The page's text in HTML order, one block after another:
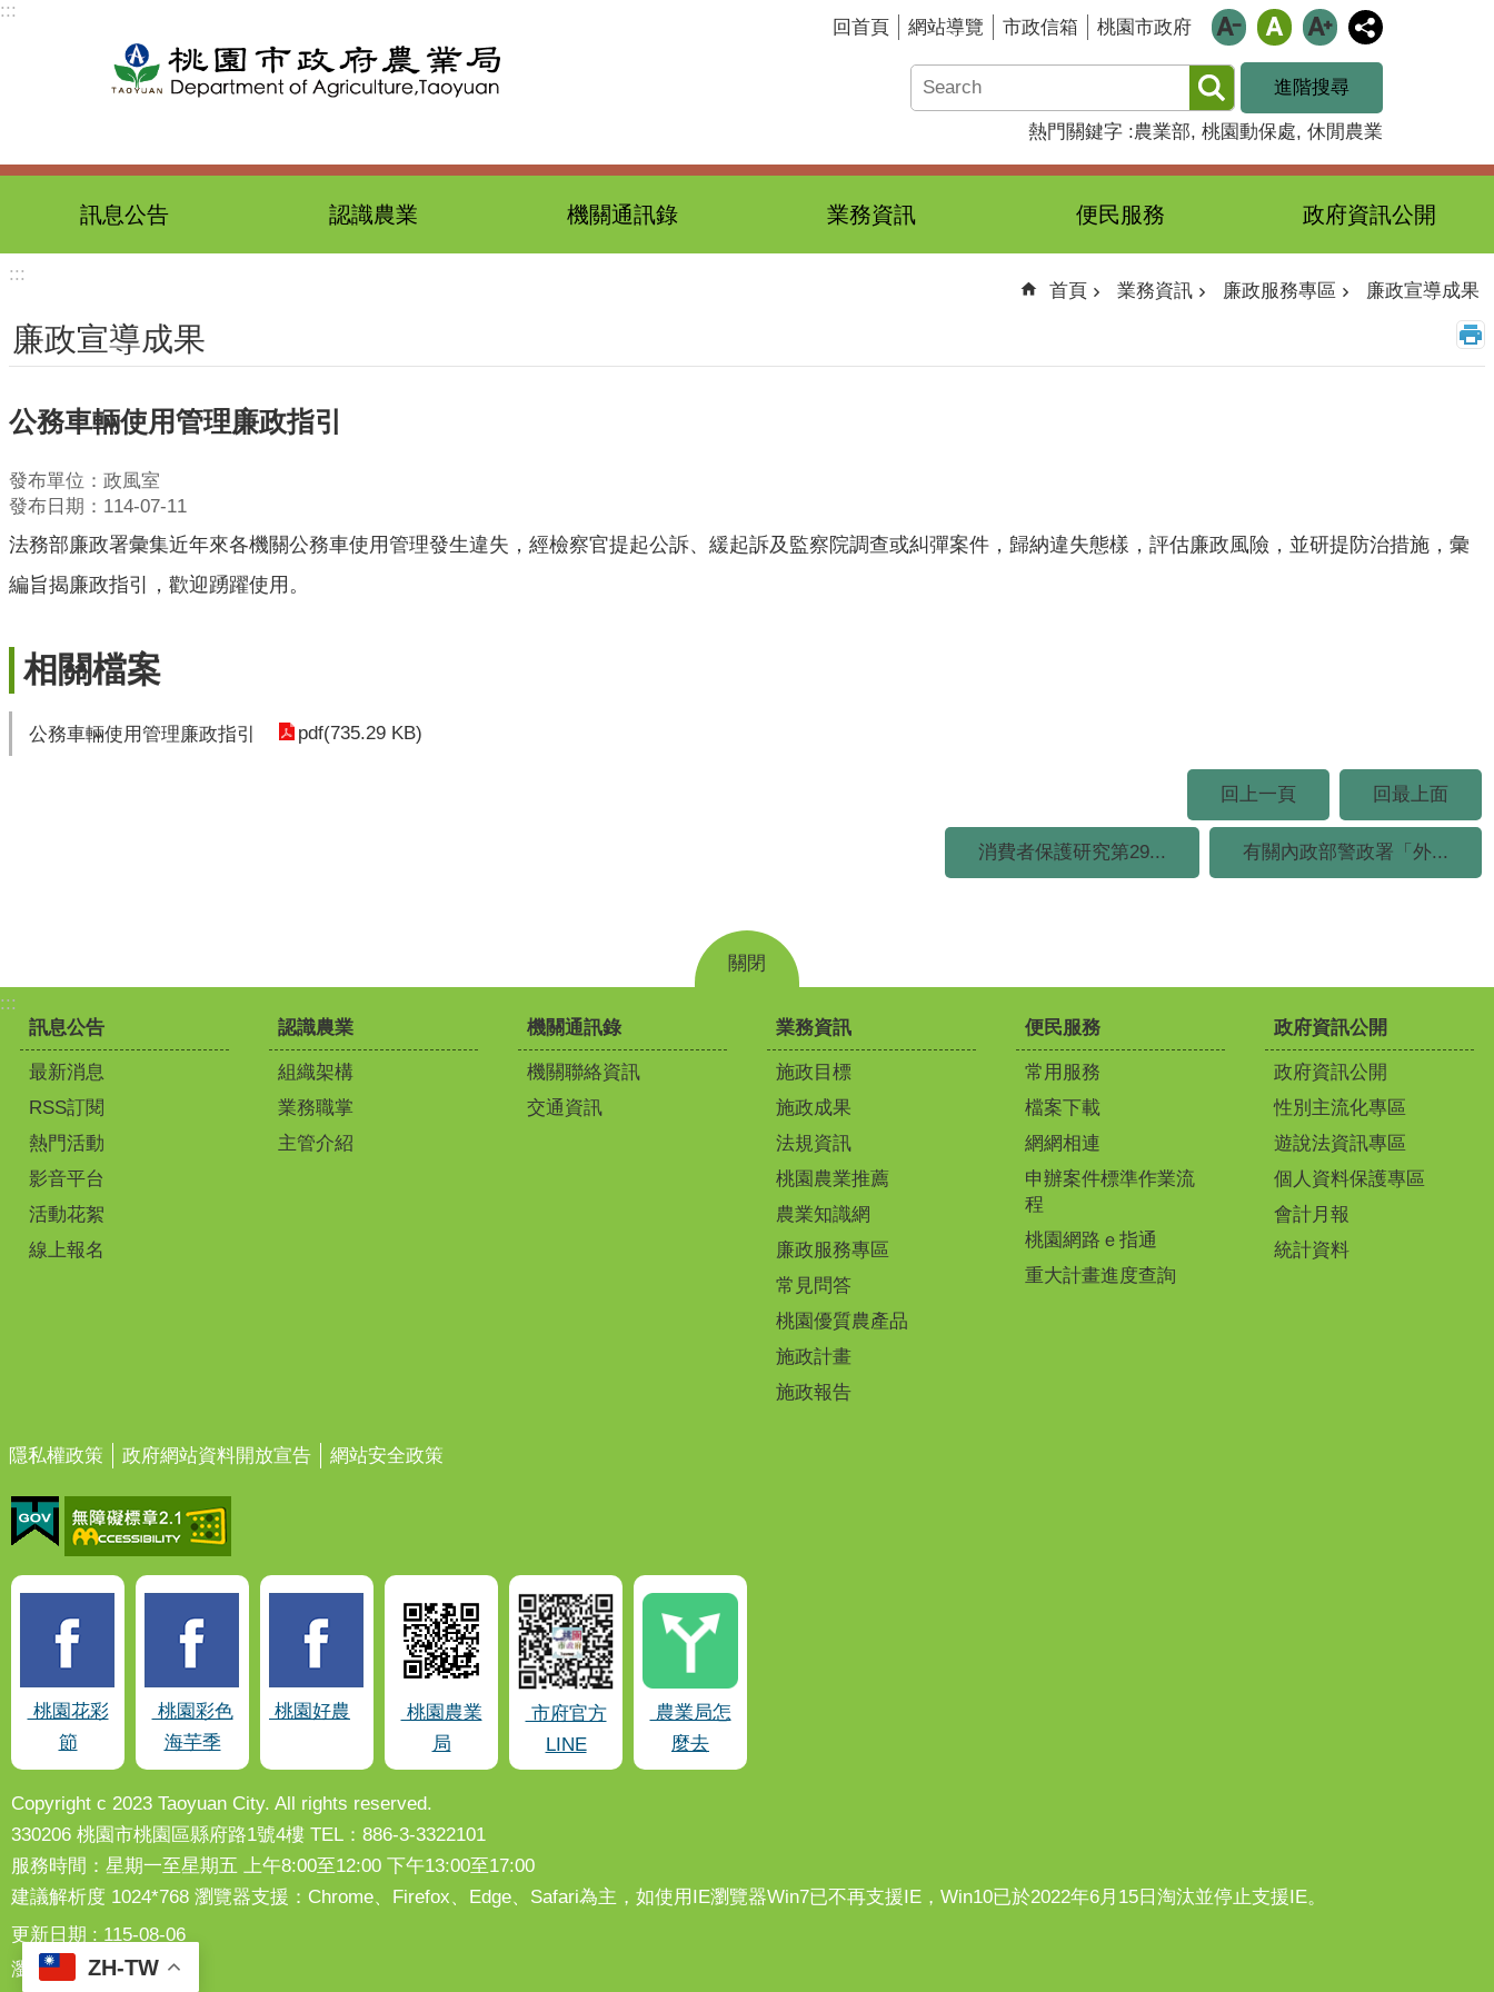
跳到主要內容區塊
ZH-TW
:::
回首頁 網站導覽 市政信箱 桃園市政府
進階搜尋
熱門關鍵字 農業部 桃園動保處 休閒農業
訊息公告 認識農業 機關通訊錄 業務資訊 便民服務 政府資訊公開
:::
首頁 業務資訊 廉政服務專區 廉政宣導成果
廉政宣導成果
公務車輛使用管理廉政指引
發布單位：政風室
發布日期：114-07-11
法務部廉政署彙集近年來各機關公務車使用管理發生違失，經檢察官提起公訴、緩起訴及監察院調查或糾彈案件，歸納違失態樣，評估廉政風險，並研提防治措施，彙
編旨揭廉政指引，歡迎踴躍使用。
相關檔案
公務車輛使用管理廉政指引 pdf(735.29 KB)
回上一頁 回最上面
消費者保護研究第29... 有關內政部警政署「外...
關閉
:::
訊息公告
最新消息
RSS訂閱
熱門活動
影音平台
活動花絮
線上報名
認識農業
組織架構
業務職掌
主管介紹
機關通訊錄
機關聯絡資訊
交通資訊
業務資訊
施政目標
施政成果
法規資訊
桃園農業推薦
農業知識網
廉政服務專區
常見問答
桃園優質農產品
施政計畫
施政報告
便民服務
常用服務
檔案下載
網網相連
申辦案件標準作業流
程
桃園網路ｅ指通
重大計畫進度查詢
政府資訊公開
政府資訊公開
性別主流化專區
遊說法資訊專區
個人資料保護專區
會計月報
統計資料
隱私權政策 政府網站資料開放宣告 網站安全政策
桃園花彩
節
桃園彩色
海芋季
桃園好農
桃園農業
局
市府官方
LINE
農業局怎
麼去
Copyright c 2023 Taoyuan City. All rights reserved.
330206 桃園市桃園區縣府路1號4樓 TEL：886-3-3322101
服務時間：星期一至星期五 上午8:00至12:00 下午13:00至17:00
建議解析度 1024*768 瀏覽器支援：Chrome、Firefox、Edge、Safari為主，如使用IE瀏覽器Win7已不再支援IE，Win10已於2022年6月15日淘汰並停止支援IE。
更新日期
115-08-06
瀏覽人次
55